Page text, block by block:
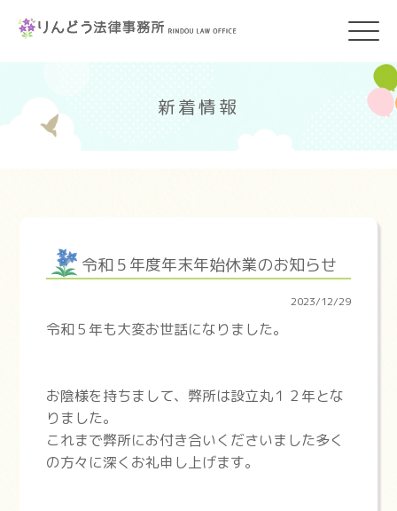
新着情報
令和５年度年末年始休業のお知らせ
2023/12/29
令和５年も大変お世話になりました。
お陰様を持ちまして、弊所は設立丸１２年とな
りました。
これまで弊所にお付き合いくださいました多く
の方々に深くお礼申し上げます。